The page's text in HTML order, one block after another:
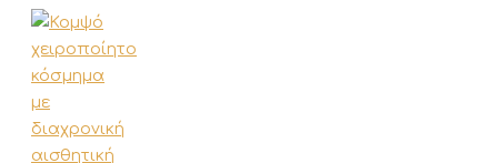
Μετάβαση
στο
περιεχόμενο